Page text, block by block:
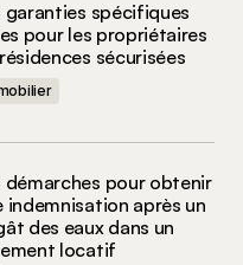
garanties spécifiques
pour les propriétaires
sécurisées
démarches pour obtenir
indemnisation après un
des eaux dans un
locatif